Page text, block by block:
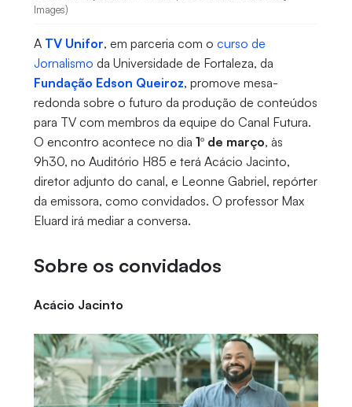
Images)
A TV Unifor, em parceria com o curso de
Jornalismo da Universidade de Fortaleza, da
Fundação Edson Queiroz, promove mesa-
redonda sobre o futuro da produção de conteúdos
para TV com membros da equipe do Canal Futura.
O encontro acontece no dia 1º de março, às
9h30, no Auditório H85 e terá Acácio Jacinto,
diretor adjunto do canal, e Leonne Gabriel, repórter
da emissora, como convidados. O professor Max
Eluard irá mediar a conversa.
Sobre os convidados
Acácio Jacinto